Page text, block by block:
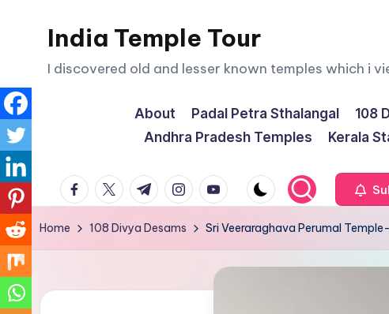
content
India Temple Tour
I discovered old and lesser known temples which i
About Padal Petra Sthalangal 108
Andhra Pradesh Temples
Kerala
facebook.com
twitter.com
t.me instagram.com
youtube.com
Home 108 Divya Desams Sri Veeraraghava Perumal